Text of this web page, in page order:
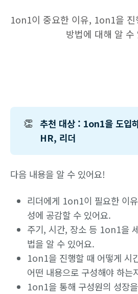
1on1이 중요한 이유, 1on1을
방법에 대해 알 수
👏 추천 대상 : 1on1을 도입
HR, 리더
다음 내용을 알 수 있어요!
리더에게 1on1이 필요한 이
성에 공감할 수 있어요.
주기, 시간, 장소 등 1on1을
법을 알 수 있어요.
1on1을 진행할 때 어떻게 시
어떤 내용으로 구성해야 하는
1on1을 통해 구성원의 성장